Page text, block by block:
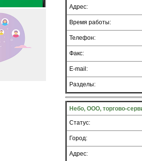
Адрес:
Время работы:
Телефон:
Факс:
E-mail:
Разделы:
Небо, ООО, торгово-
Статус:
Город:
Адрес: